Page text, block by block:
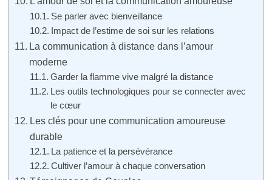
Se parler avec bienveillance
Impact de l’estime de soi sur les relations
La communication à distance dans l’amour
moderne
Garder la flamme vive malgré la distance
Les outils technologiques pour se connecter avec
le cœur
Les clés pour une communication amoureuse
durable
La patience et la persévérance
Cultiver l’amour à chaque conversation